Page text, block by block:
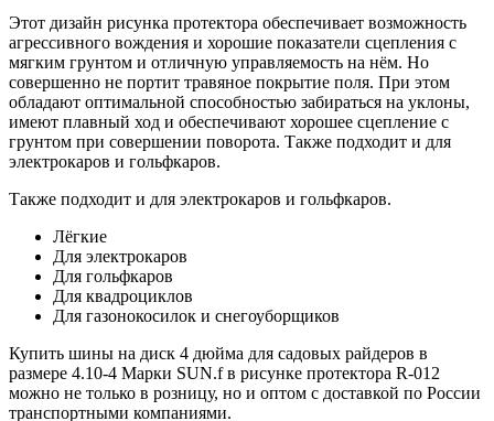
Этот дизайн рисунка протектора обеспечивает возможность
агрессивного вождения и хорошие показатели сцепления с
мягким грунтом и отличную управляемость на нём. Но
совершенно не портит травяное покрытие поля. При этом
обладают оптимальной способностью забираться на уклоны,
имеют плавный ход и обеспечивают хорошее сцепление с
грунтом при совершении поворота. Также подходит и для
электрокаров и гольфкаров.
Также подходит и для электрокаров и гольфкаров.
Лёгкие
Для электрокаров
Для гольфкаров
Для квадроциклов
Для газонокосилок и снегоуборщиков
Купить шины на диск 4 дюйма для садовых райдеров в
размере 4.10-4 Марки SUN.f в рисунке протектора R-012
можно не только в розницу, но и оптом с доставкой по России
транспортными компаниями.